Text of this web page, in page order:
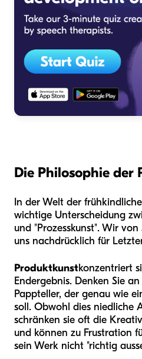
Die Philosophie der
In der Welt der
wichtige Unterscheidung
und "Prozesskunst". Wir von
uns nachdrücklich für
Produktkunstkonzentriert
Endergebnis. Denken Sie
Pappteller, der genau wie
soll. Obwohl dies niedliche
schränken sie oft die
und können zu Frustration
sein Werk nicht "richtig